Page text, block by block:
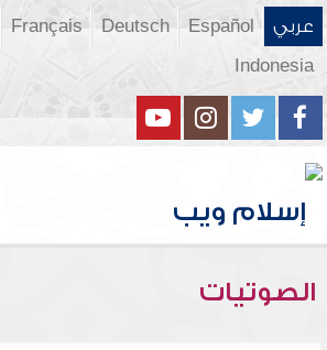
عربي Español
Deutsch
Français
Indonesia
الصوتيات